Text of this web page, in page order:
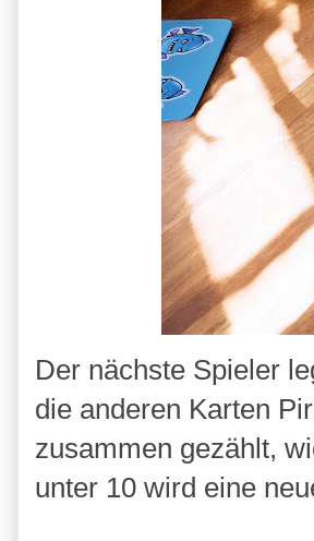
Der nächste Spieler
die anderen Karten
zusammen gezählt,
unter 10 wird eine